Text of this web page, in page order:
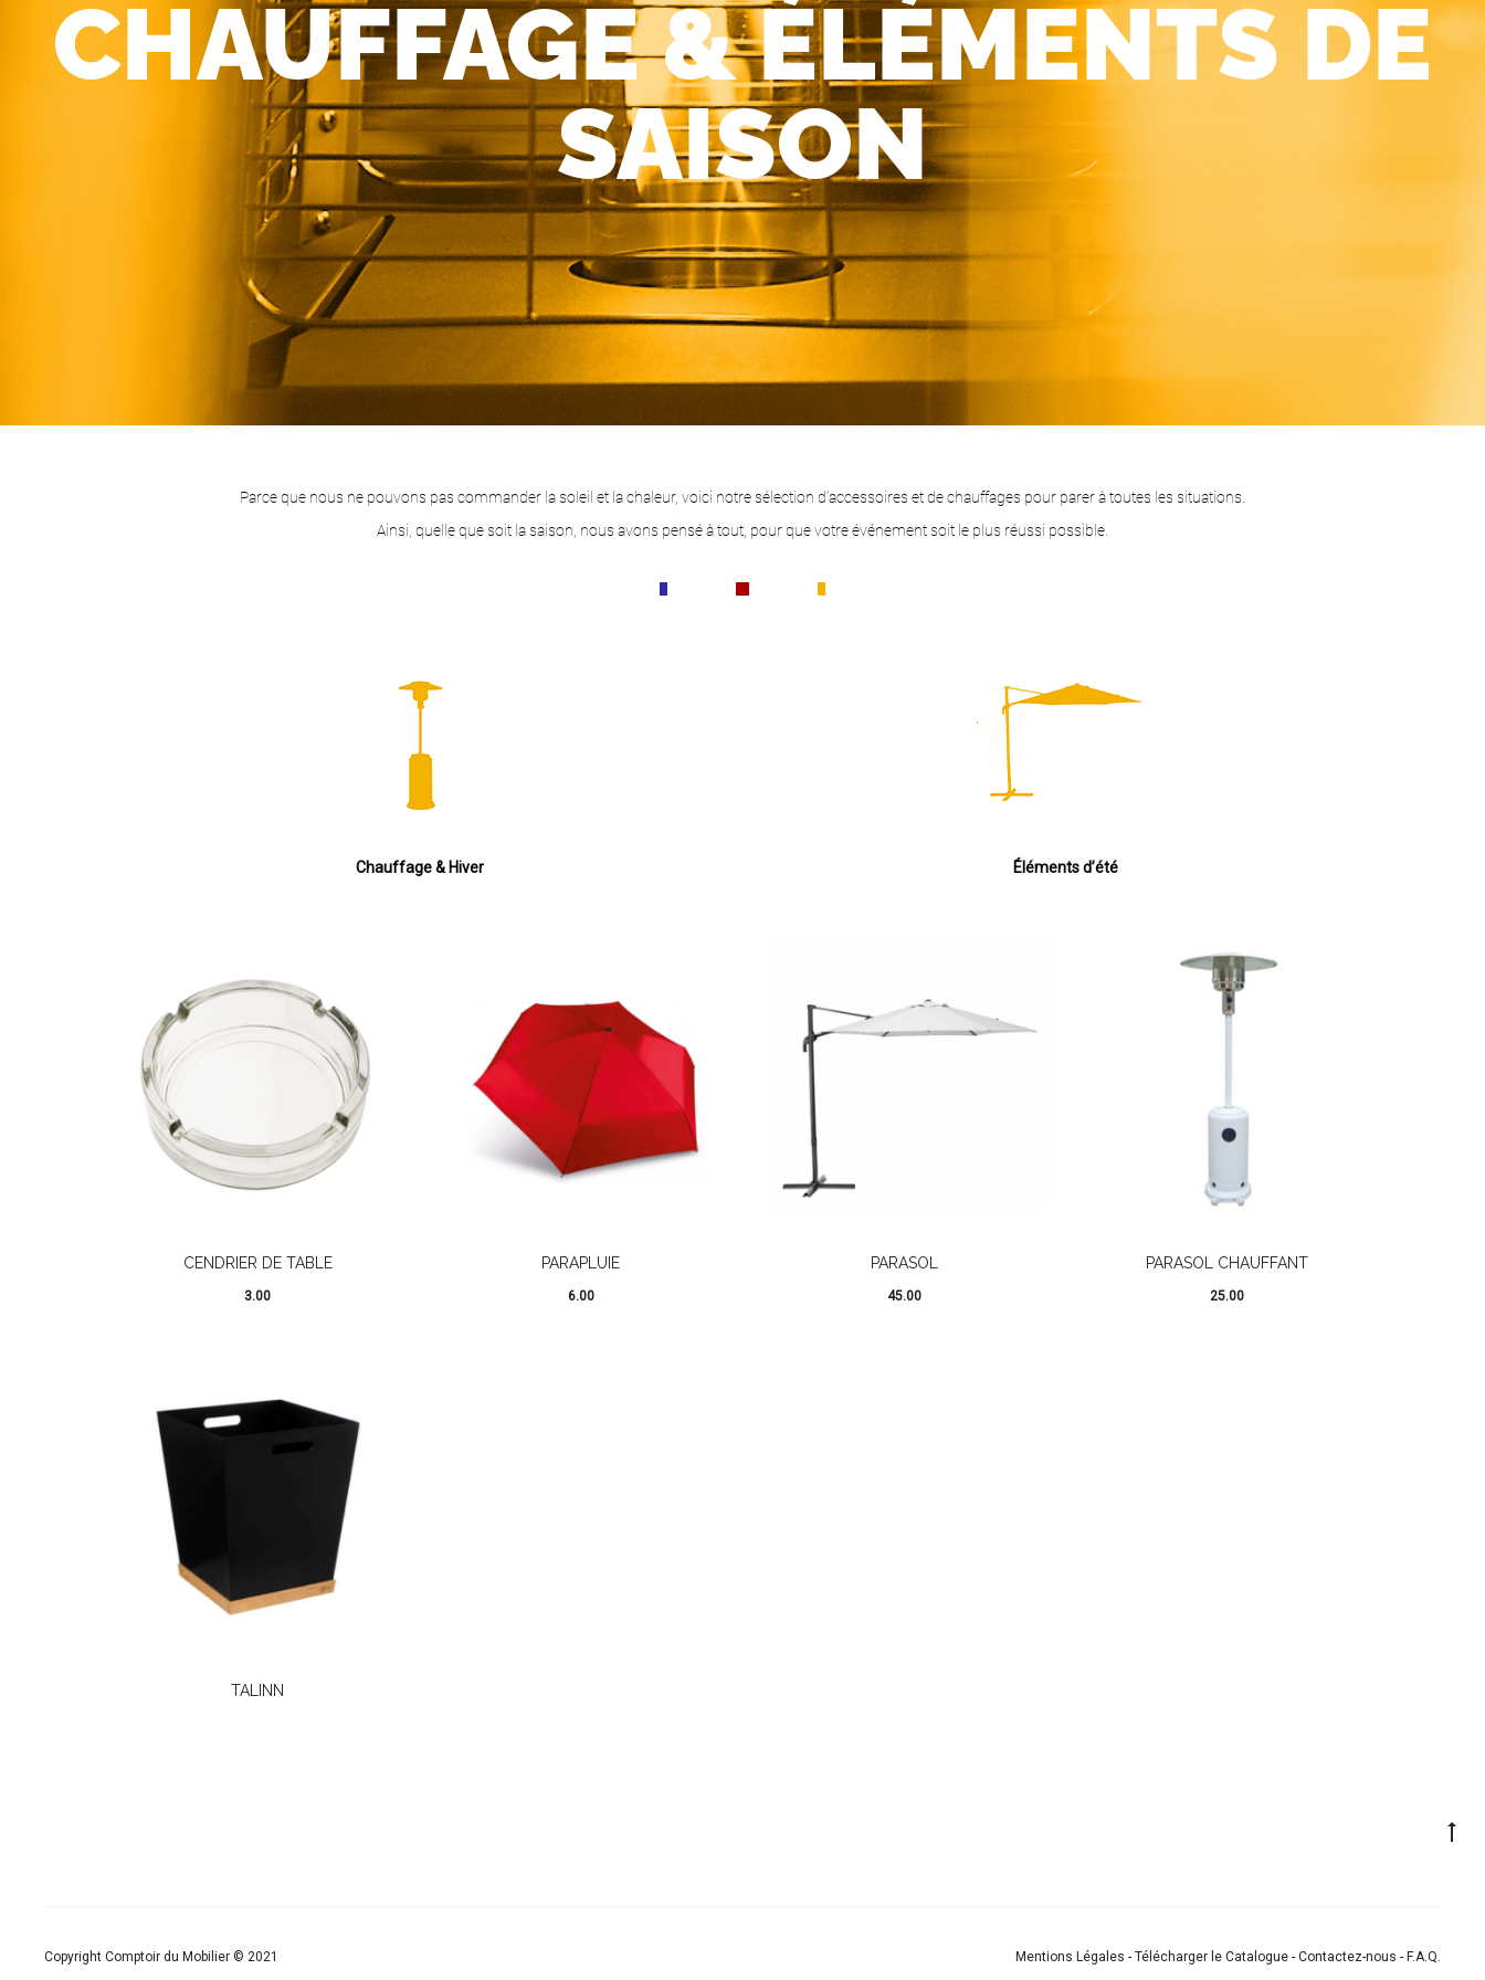
CHAUFFAGE & ÉLÉMENTS DE
SAISON
Parce que nous ne pouvons pas commander la soleil et la chaleur, voici notre sélection d’accessoires et de chauffages pour parer à toutes les situations.
Ainsi, quelle que soit la saison, nous avons pensé à tout, pour que votre événement soit le plus réussi possible.
Chauffage & Hiver Éléments d’été
CENDRIER DE TABLE
3.00
PARAPLUIE
6.00
PARASOL
45.00
PARASOL CHAUFFANT
25.00
TALINN
Copyright Comptoir du Mobilier © 2021 Mentions Légales - Télécharger le Catalogue - Contactez-nous - F.A.Q.